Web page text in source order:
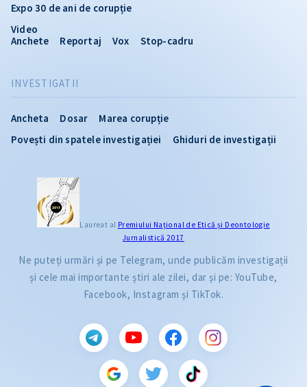
INVESTIGATII
Ancheta Dosar
Marea corupție
Povești din spatele investigației
Ghiduri de investigații
Expo 30 de ani de corupție
Video
Anchete
Reportaj Vox Stop-cadru
Laureat al Premiului Naţional de Etică și Deontologie
Jurnalistică 2017
Ne puteți urmări și pe Telegram, unde publicăm investigații
și cele mai importante știri ale zilei, dar și pe: YouTube,
Facebook, Instagram și TikTok.